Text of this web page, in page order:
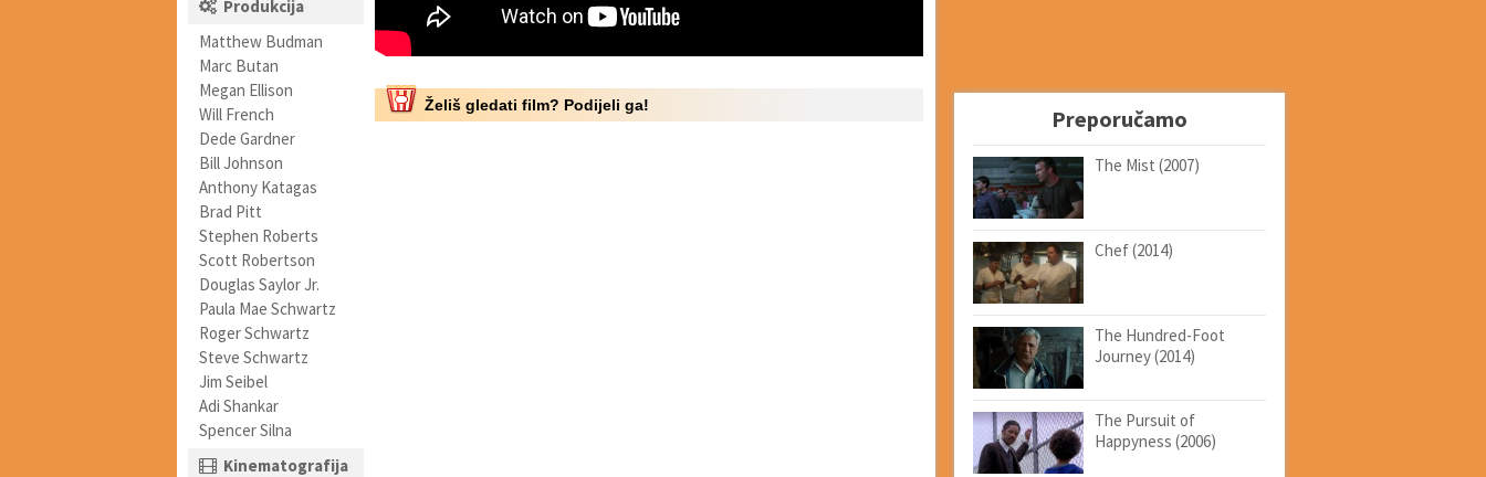
Produkcija
Matthew Budman
Marc Butan
Megan Ellison
Will French
Dede Gardner
Bill Johnson
Anthony Katagas
Brad Pitt
Stephen Roberts
Scott Robertson
Douglas Saylor Jr.
Paula Mae Schwartz
Roger Schwartz
Steve Schwartz
Jim Seibel
Adi Shankar
Spencer Silna
Kinematografija
Želiš gledati film? Podijeli ga! Preporučamo
The Mist (2007)
Chef (2014)
The Hundred-Foot
Journey (2014)
The Pursuit of
Happyness (2006)